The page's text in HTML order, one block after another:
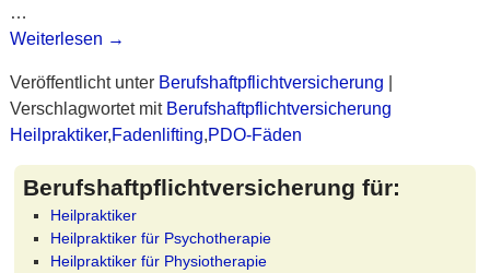
…
Weiterlesen →
Veröffentlicht unter Berufshaftpflichtversicherung
Verschlagwortet mit Berufshaftpflichtversicherung
Heilpraktiker,Fadenlifting,PDO-Fäden
Berufshaftpflichtversicherung für:
Heilpraktiker
Heilpraktiker für Psychotherapie
Heilpraktiker für Physiotherapie